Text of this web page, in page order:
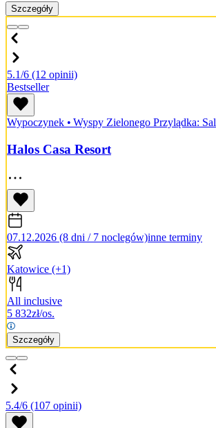
Szczegóły
5.1/6 (12 opinii)
Bestseller
Wypoczynek • Wyspy Zielonego Przylądka: Sal
Halos Casa Resort
07.12.2026 (8 dni / 7 noclegów)inne terminy
Katowice (+1)
All inclusive
5 832zł/os.
Szczegóły
5.4/6 (107 opinii)